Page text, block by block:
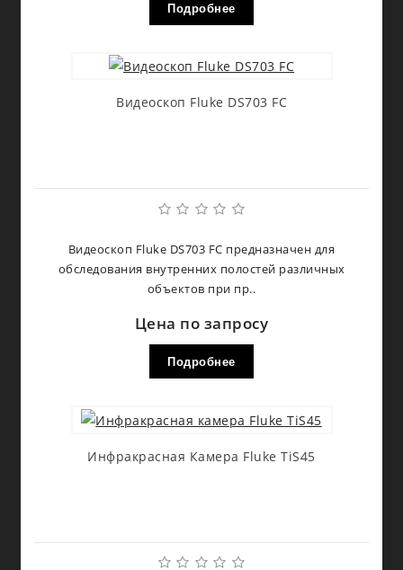
Подробнее
Видеоскоп Fluke DS703 FC
Видеоскоп Fluke DS703 FC предназначен для
обследования внутренних полостей различных
объектов при пр..
Цена по запросу
Подробнее
Инфракрасная Камера Fluke TiS45